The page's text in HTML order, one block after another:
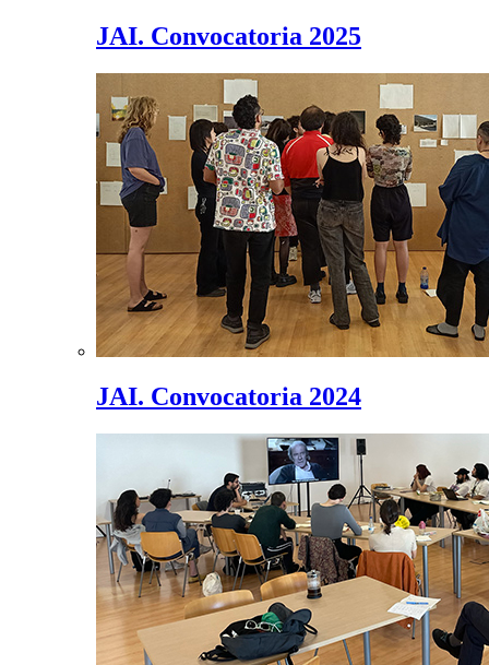
JAI. Convocatoria 2025
JAI. Convocatoria 2024